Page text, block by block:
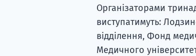
Організаторами
виступатимуть:
відділення, Фонд
Медичного